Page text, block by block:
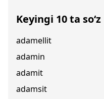
Keyingi 10 ta so‘z
adamellit
adamin
adamit
adamsit